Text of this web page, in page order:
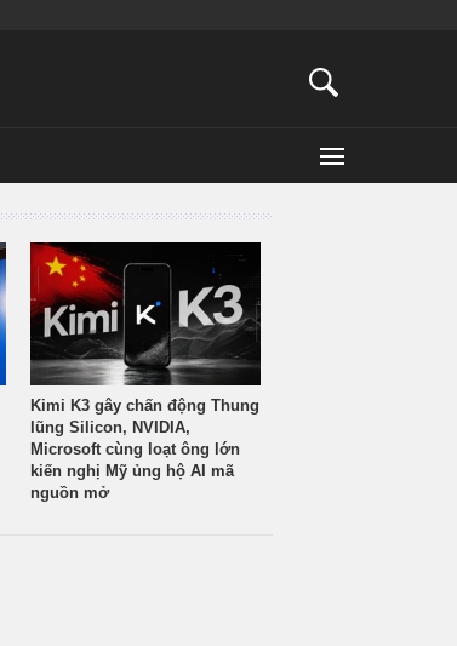
Kimi K3 gây chấn động Thung
lũng Silicon, NVIDIA,
Microsoft cùng loạt ông lớn
kiến nghị Mỹ ủng hộ AI mã
nguồn mở